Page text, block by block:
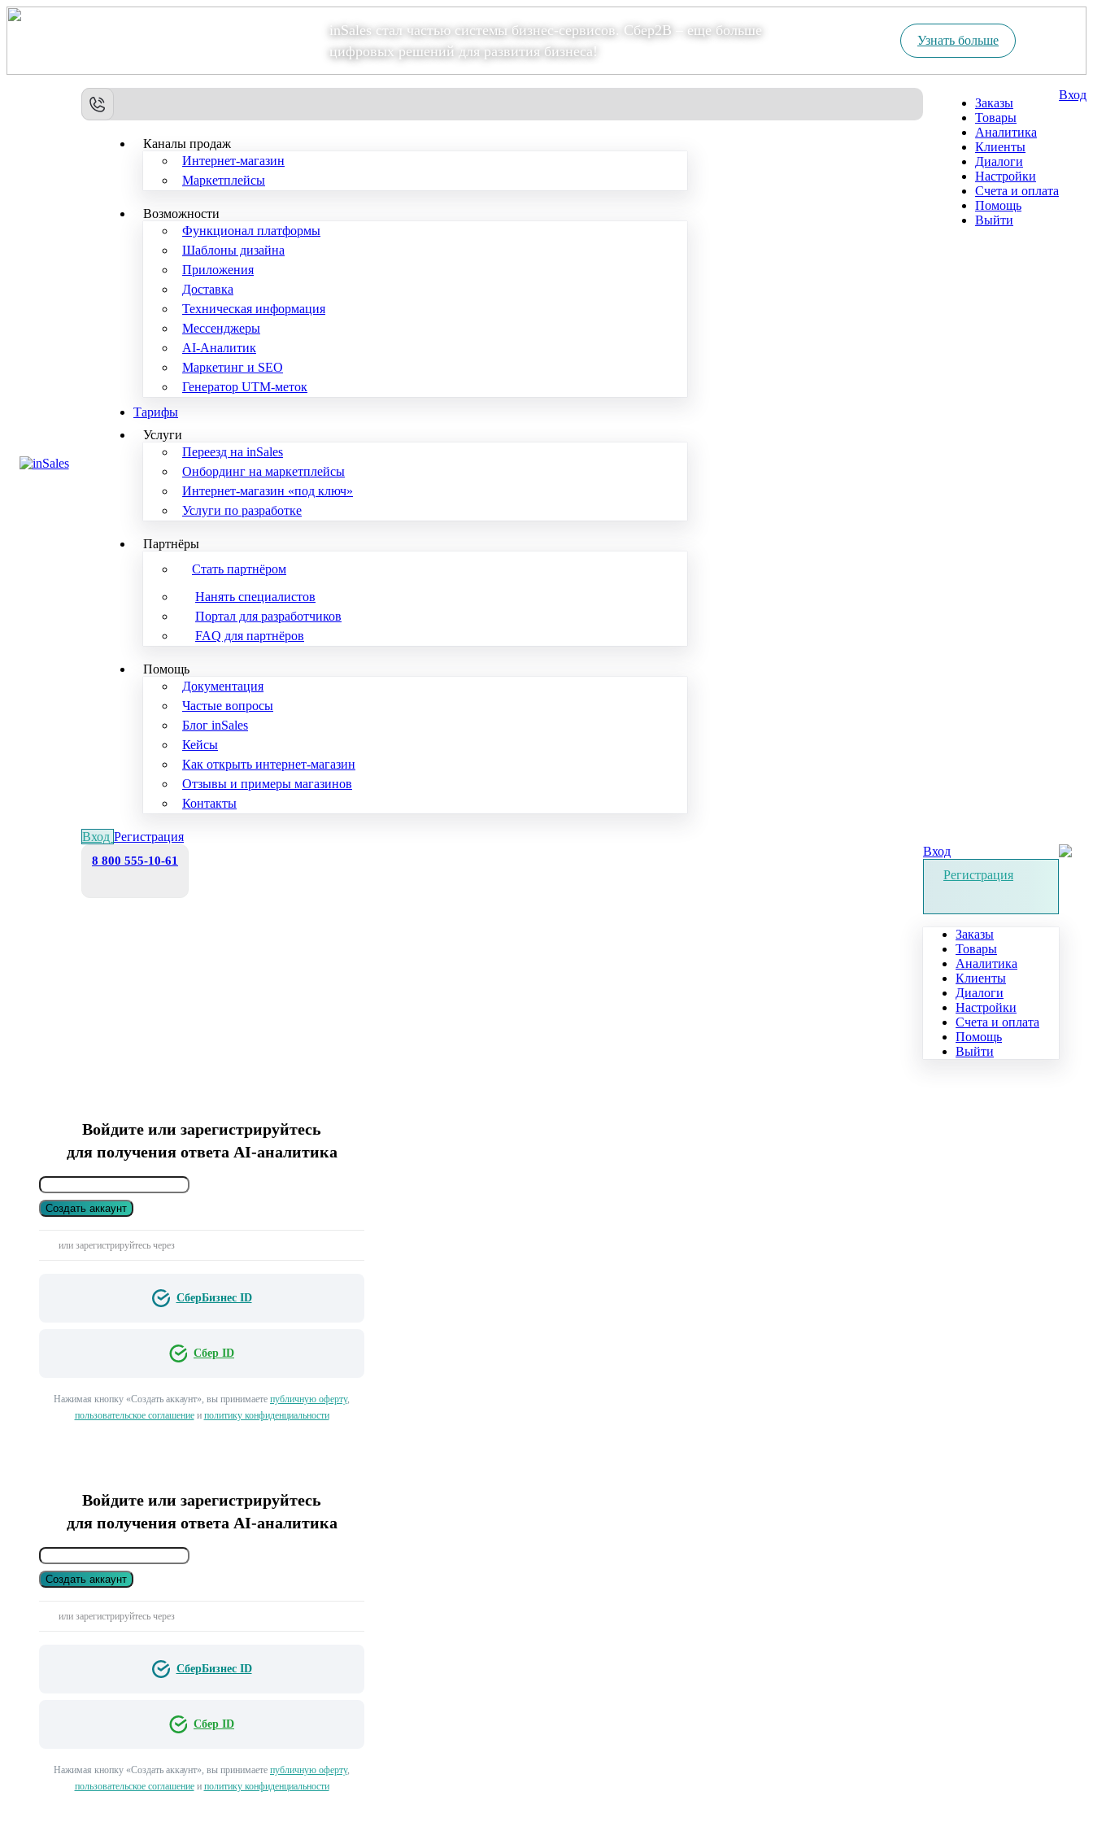
inSales стал частью системы бизнес-сервисов. Сбер2В – еще больше
цифровых решений для развития бизнеса!
Узнать больше
Каналы продаж
Интернет-магазин
Маркетплейсы
Возможности
Функционал платформы
Шаблоны дизайна
Приложения
Доставка
Техническая информация
Мессенджеры
AI-Аналитик
Маркетинг и SEO
Генератор UTM-меток
Тарифы
Услуги
Переезд на inSales
Онбординг на маркетплейсы
Интернет-магазин «под ключ»
Услуги по разработке
Партнёры
Стать партнёром
Нанять специалистов
Портал для разработчиков
FAQ для партнёров
Помощь
Документация
Частые вопросы
Блог inSales
Кейсы
Как открыть интернет-магазин
Отзывы и примеры магазинов
Контакты
Вход Регистрация
Заказы
Товары
Аналитика
Клиенты
Диалоги
Настройки
Счета и оплата
Помощь
Выйти
Вход
8 800 555-10-61
Вход
Регистрация
Заказы
Товары
Аналитика
Клиенты
Диалоги
Настройки
Счета и оплата
Помощь
Выйти
Войдите или зарегистрируйтесь
для получения ответа AI-аналитика
Создать аккаунт
или зарегистрируйтесь через
СберБизнес ID
Сбер ID
Нажимая кнопку «Создать аккаунт», вы принимаете публичную оферту,
пользовательское соглашениеи политику конфиденциальности
Войдите или зарегистрируйтесь
для получения ответа AI-аналитика
Создать аккаунт
или зарегистрируйтесь через
СберБизнес ID
Сбер ID
Нажимая кнопку «Создать аккаунт», вы принимаете публичную оферту,
пользовательское соглашениеи политику конфиденциальности